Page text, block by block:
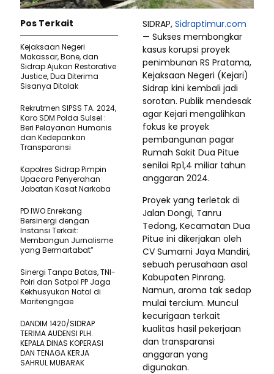
SIDRAP, Sidraptimur.com
— Sukses membongkar
kasus korupsi proyek
penimbunan RS Pratama,
Kejaksaan Negeri (Kejari)
Sidrap kini kembali jadi
sorotan. Publik mendesak
agar Kejari mengalihkan
fokus ke proyek
pembangunan pagar
Rumah Sakit Dua Pitue
senilai Rp1,4 miliar tahun
anggaran 2024.
Proyek yang terletak di
Jalan Dongi, Tanru
Tedong, Kecamatan Dua
Pitue ini dikerjakan oleh
CV Sumarni Jaya Mandiri,
sebuah perusahaan asal
Kabupaten Pinrang.
Namun, aroma tak sedap
mulai tercium. Muncul
kecurigaan terkait
kualitas hasil pekerjaan
dan transparansi
anggaran yang
digunakan.
Pos Terkait
Kejaksaan Negeri
Makassar, Bone, dan
Sidrap Ajukan Restorative
Justice, Dua Diterima
Sisanya Ditolak
Rekrutmen SIPSS TA. 2024,
Karo SDM Polda Sulsel :
Beri Pelayanan Humanis
dan Kedepankan
Transparansi
Kapolres Sidrap Pimpin
Upacara Penyerahan
Jabatan Kasat Narkoba
PD IWO Enrekang
Bersinergi dengan
Instansi Terkait:
Membangun Jurnalisme
yang Bermartabat”
Sinergi Tanpa Batas, TNI-
Polri dan Satpol PP Jaga
Kekhusyukan Natal di
Maritengngae
DANDIM 1420/SIDRAP
TERIMA AUDENSI PLH.
KEPALA DINAS KOPERASI
DAN TENAGA KERJA
SAHRUL MUBARAK